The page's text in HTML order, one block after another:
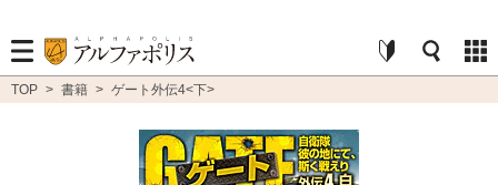
TOP > 書籍 > ゲート外伝4<下>